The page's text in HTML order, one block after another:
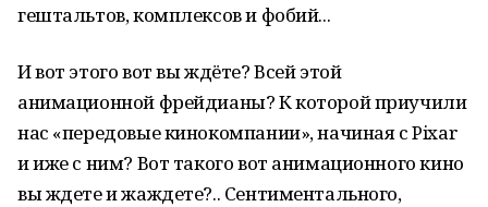
гештальтов, комплексов и фобий...
И вот этого вот вы ждёте? Всей этой
анимационной фрейдианы? К которой приучили
нас «передовые кинокомпании», начиная с Pixar
и иже с ним? Вот такого вот анимационного кино
вы ждете и жаждете?.. Сентиментального,